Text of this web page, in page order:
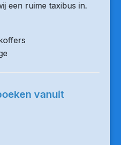
een ruime taxibus in.
vanuit